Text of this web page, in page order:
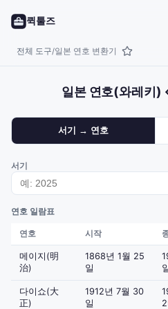
퀵툴즈
전체 도구/일본 연호 변환기
일본 연호(와레키
서기 → 연호
서기
연호 일람표
연호 시작
메이지(明
治)
1868년 1월 25
일
다이쇼(大
正)
1912년 7월 30
일